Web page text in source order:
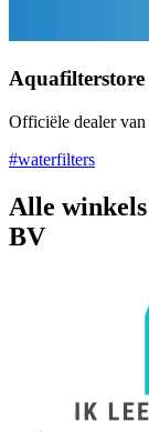
Aquafilterstore
Officiële dealer
#waterfilters
Alle
BV